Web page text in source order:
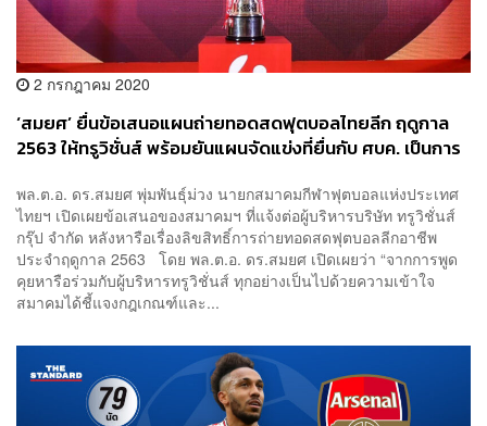
2 กรกฎาคม 2020
‘สมยศ’ ยื่นข้อเสนอแผนถ่ายทอดสดฟุตบอลไทยลีก ฤดูกาล
2563 ให้ทรูวิชั่นส์ พร้อมยันแผนจัดแข่งที่ยื่นกับ ศบค. เป็นการ
พล.ต.อ. ดร.สมยศ พุ่มพันธุ์ม่วง นายกสมาคมกีฬาฟุตบอลแห่งประเทศ
ไทยฯ เปิดเผยข้อเสนอของสมาคมฯ ที่แจ้งต่อผู้บริหารบริษัท ทรูวิชั่นส์
กรุ๊ป จำกัด หลังหารือเรื่องลิขสิทธิ์การถ่ายทอดสดฟุตบอลลีกอาชีพ
ประจำฤดูกาล 2563 โดย พล.ต.อ. ดร.สมยศ เปิดเผยว่า “จากการพูด
คุยหารือร่วมกับผู้บริหารทรูวิชั่นส์ ทุกอย่างเป็นไปด้วยความเข้าใจ
สมาคมได้ชี้แจงกฎเกณฑ์และ...